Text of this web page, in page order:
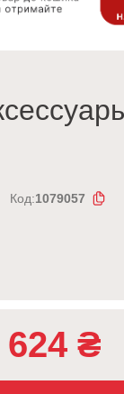
Код:1079057
624 ₴